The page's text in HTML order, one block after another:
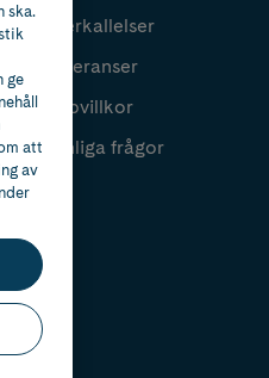
Återkallelser
Leveranser
Köpvillkor
Vanliga frågor
ska.
ge
att
av